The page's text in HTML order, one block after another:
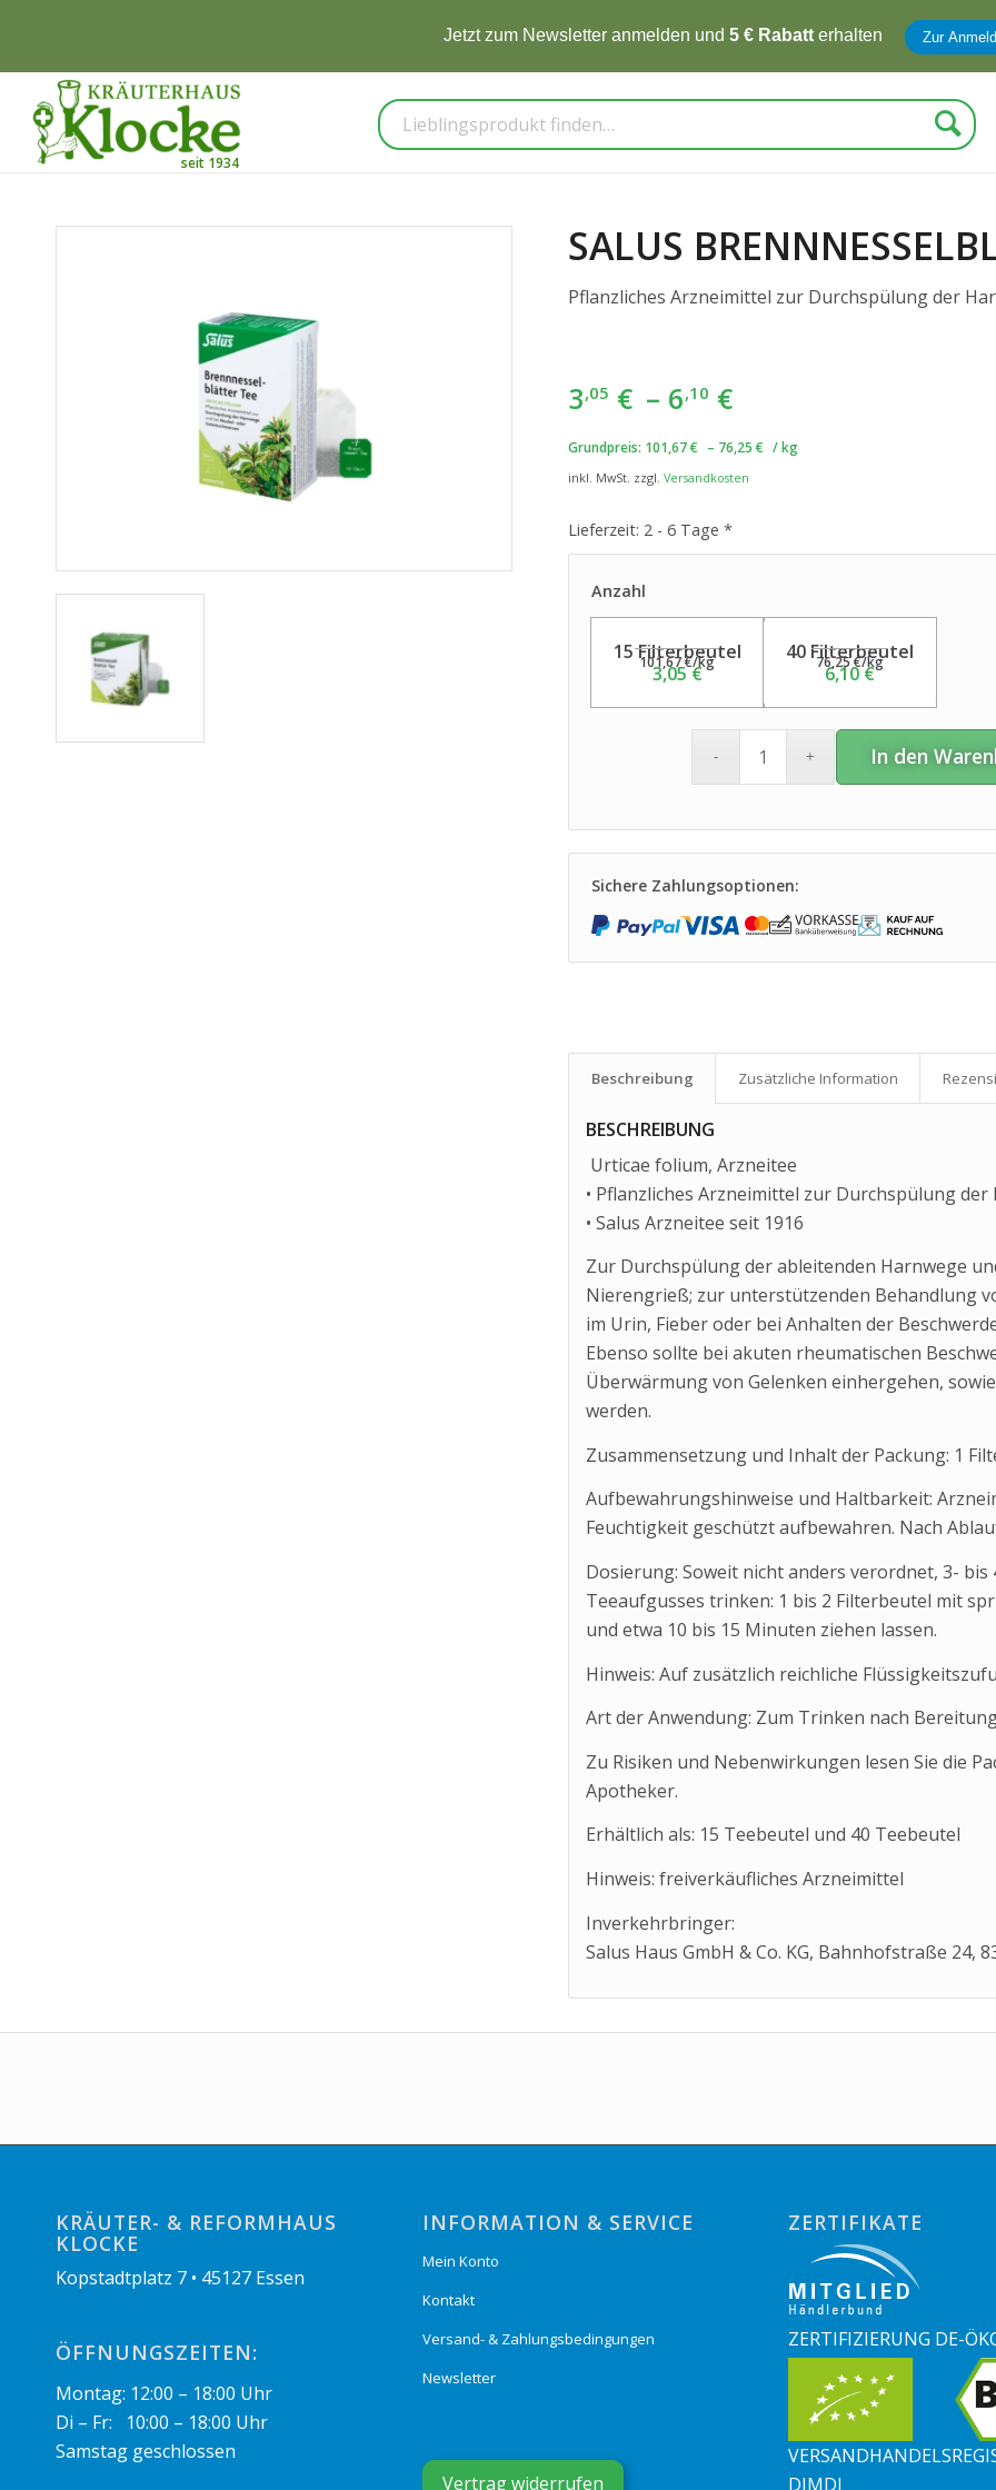
auf Produkte für mehr Energie im Sommer - CodeAktiv10 Zur
Suche
SALUS
Pflanzliches Arzneimittel zur Durchspülung der
3,05 € – 6,10 €
Grundpreis: 101,67€ – 76,25 € /kg
inkl. MwSt. zzgl. Versandkosten
Lieferzeit: 2 - 6 Tage *
Anzahl
15 Filterbeutel
3,05€
101,67€/kg
40 Filterbeutel
6,10€
76,25€/kg
In den
Sichere Zahlungsoptionen:
Beschreibung Zusätzliche Information
BESCHREIBUNG
Urticae folium, Arzneitee
• Pflanzliches Arzneimittel zur Durchspülung
• Salus Arzneitee seit 1916
Zur Durchspülung der ableitenden Harnwege
Nierengrieß; zur unterstützenden Behandlung
im Urin, Fieber oder bei Anhalten der
Ebenso sollte bei akuten rheumatischen
Überwärmung von Gelenken einhergehen,
werden.
Zusammensetzung und Inhalt der Packung: 1
Aufbewahrungshinweise und Haltbarkeit:
Feuchtigkeit geschützt aufbewahren. Nach
Dosierung: Soweit nicht anders verordnet, 3-
Teeaufgusses trinken: 1 bis 2 Filterbeutel mit
und etwa 10 bis 15 Minuten ziehen lassen.
Hinweis: Auf zusätzlich reichliche
Art der Anwendung: Zum Trinken nach
Zu Risiken und Nebenwirkungen lesen Sie die
Apotheker.
Erhältlich als: 15 Teebeutel und 40 Teebeutel
Hinweis: freiverkäufliches Arzneimittel
Inverkehrbringer:
Salus Haus GmbH & Co. KG, Bahnhofstraße 24,
KRÄUTER- & REFORMHAUS
KLOCKE
Kopstadtplatz 7 • 45127 Essen
ÖFFNUNGSZEITEN:
Montag: 12:00 – 18:00 Uhr
Di – Fr: 10:00 – 18:00 Uhr
Samstag geschlossen
INFORMATION & SERVICE
Mein Konto
Kontakt
Versand- & Zahlungsbedingungen
Newsletter
Vertrag widerrufen
ZERTIFIKATE
ZERTIFIZIERUNG DE-
DIMDI